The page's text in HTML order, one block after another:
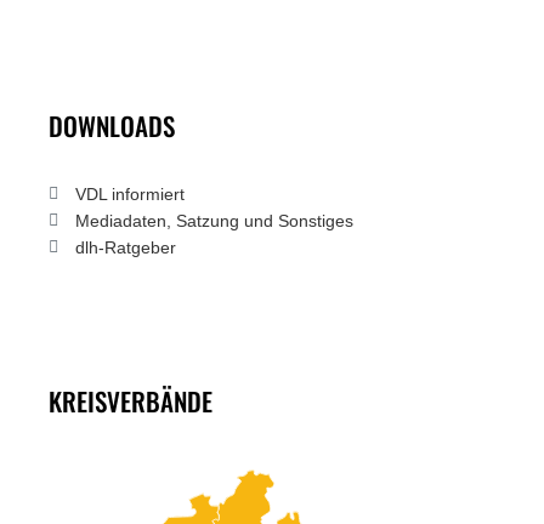
DOWNLOADS
VDL informiert
Mediadaten, Satzung und Sonstiges
dlh-Ratgeber
KREISVERBÄNDE